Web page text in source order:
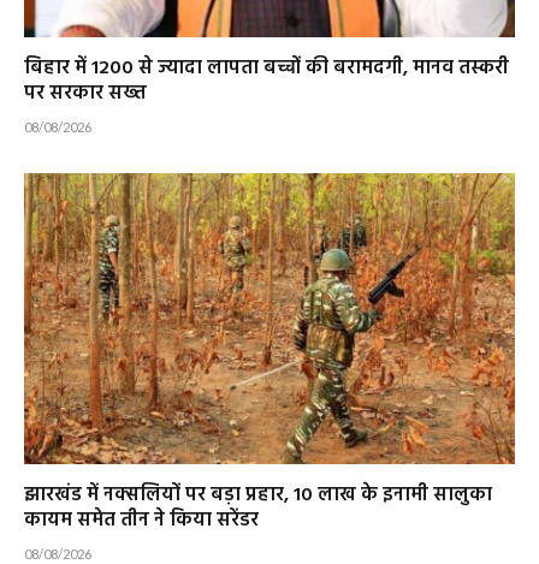
बिहार में 1200 से ज्यादा लापता बच्चों की बरामदगी, मानव तस्करी
पर सरकार सख्त
08/08/2026
झारखंड में नक्सलियों पर बड़ा प्रहार, 10 लाख के इनामी सालुका
कायम समेत तीन ने किया सरेंडर
08/08/2026